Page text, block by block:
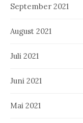
September 2021
August 2021
Juli 2021
Juni 2021
Mai 2021